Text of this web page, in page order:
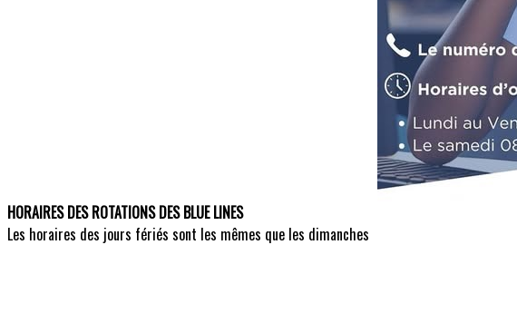
HORAIRES DES ROTATIONS DES BLUE LINES
Les horaires des jours fériés sont les mêmes que les dimanches